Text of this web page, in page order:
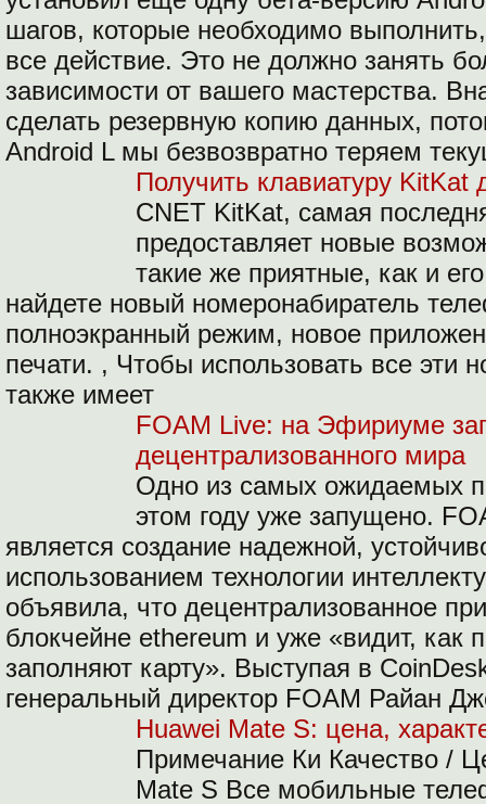
шагов, которые необходимо
все действие. Это не должно занять
зависимости от вашего мастерства.
сделать резервную копию данных,
Android L мы безвозвратно теряем
Получить клавиатуру
CNET KitKat, самая
предоставляет новые
такие же приятные, как и
найдете новый номеронабиратель
полноэкранный режим, новое
печати. , Чтобы использовать все эти
также имеет
FOAM Live: на Эфириуме
децентрализованного мира
Одно из самых ожидаемых
этом году уже запущено.
является создание надежной,
использованием технологии
объявила, что децентрализованное
блокчейне ethereum и уже «видит, как
заполняют карту». Выступая в
генеральный директор FOAM Райан
Huawei Mate S: цена,
Примечание Ки Качество /
Mate S Все мобильные